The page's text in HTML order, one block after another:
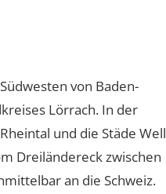
von Baden-
Lörrach. In der
und die Städe Well
Dreiländereck zwischen
an die Schweiz.